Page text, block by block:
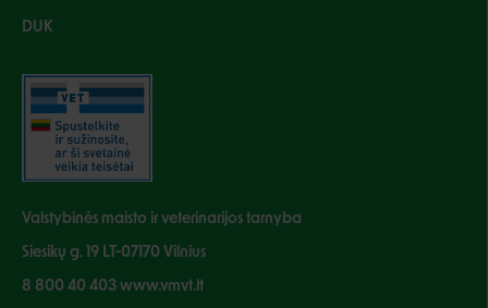
DUK
Valstybinės maisto ir veterinarijos tarnyba
Siesikų g. 19 LT-07170 Vilnius
8 800 40 403 www.vmvt.lt